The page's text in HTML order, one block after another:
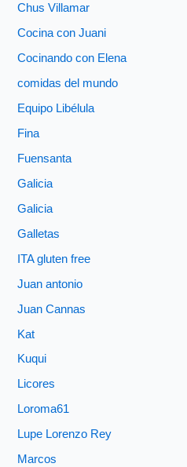
Chus Villamar
Cocina con Juani
Cocinando con Elena
comidas del mundo
Equipo Libélula
Fina
Fuensanta
Galicia
Galicia
Galletas
ITA gluten free
Juan antonio
Juan Cannas
Kat
Kuqui
Licores
Loroma61
Lupe Lorenzo Rey
Marcos